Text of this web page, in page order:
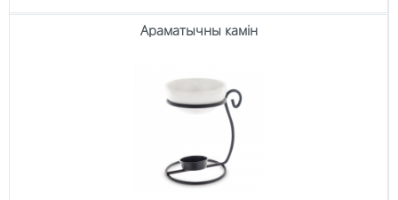
Араматычны камін